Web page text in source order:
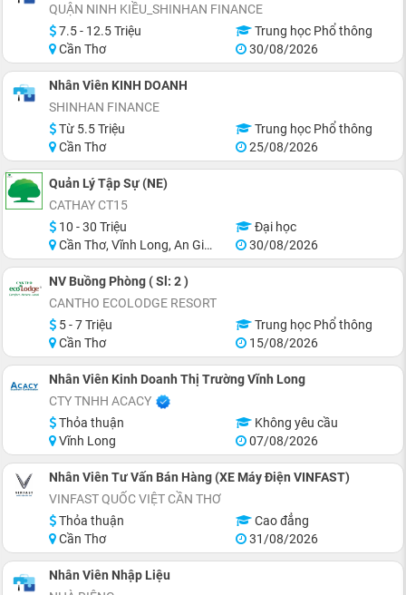
QUẬN NINH KIỀU_SHINHAN FINANCE
7.5 - 12.5 Triệu
Trung học Phổ thông
Cần Thơ
30/08/2026
Nhân Viên KINH DOANH
SHINHAN FINANCE
Từ 5.5 Triệu
Trung học Phổ thông
Cần Thơ
25/08/2026
Quản Lý Tập Sự (NE)
CATHAY CT15
10 - 30 Triệu
Đại học
Cần Thơ, Vĩnh Long, An Giang, Hậu Giang, Hồ Chí Minh
30/08/2026
NV Buồng Phòng ( Sl: 2 )
CANTHO ECOLODGE RESORT
5 - 7 Triệu
Trung học Phổ thông
Cần Thơ
15/08/2026
Nhân Viên Kinh Doanh Thị Trường Vĩnh Long
CTY TNHH ACACY
Thỏa thuận
Không yêu cầu
Vĩnh Long
07/08/2026
Nhân Viên Tư Vấn Bán Hàng (XE Máy Điện VINFAST)
VINFAST QUỐC VIỆT CẦN THƠ
Thỏa thuận
Cao đẳng
Cần Thơ
31/08/2026
Nhân Viên Nhập Liệu